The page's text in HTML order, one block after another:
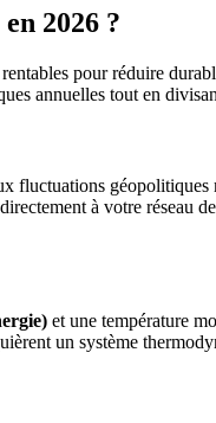
en 2026 ?
pour réduire
annuelles tout en
à votre réseau
et une température
un système